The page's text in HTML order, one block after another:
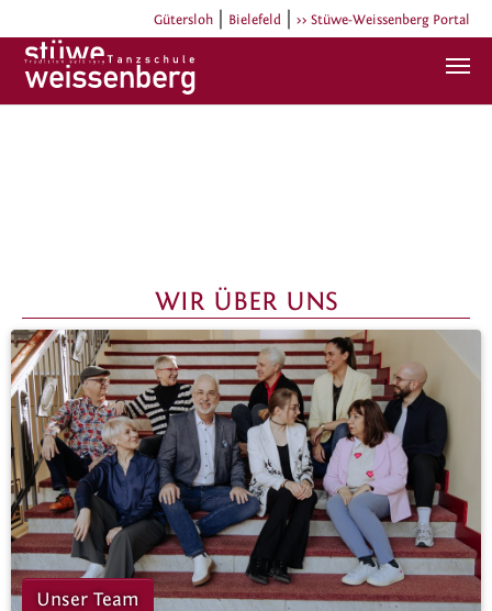
Zum Hauptinhalt springen
Gütersloh Bielefeld >> Stüwe-Weissenberg Portal
WIR ÜBER UNS
Unser Team